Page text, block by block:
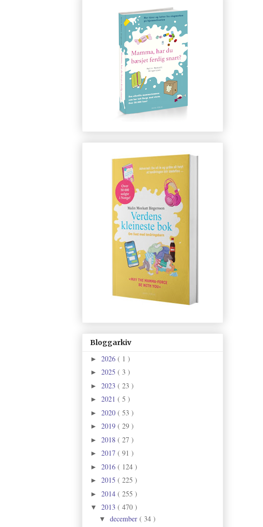
Bloggarkiv
► 2026 ( 1 )
► 2025 ( 3 )
► 2023 ( 23 )
► 2021 ( 5 )
► 2020 ( 53 )
► 2019 ( 29 )
► 2018 ( 27 )
► 2017 ( 91 )
► 2016 ( 124 )
► 2015 ( 225 )
► 2014 ( 255 )
▼ 2013 ( 470 )
▼ december ( 34 )